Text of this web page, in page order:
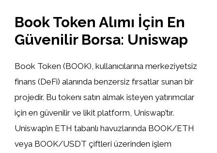
Book Token Alımı İçin En
Güvenilir Borsa: Uniswap
Book Token (BOOK), kullanıcılarına merkeziyetsiz
finans (DeFi) alanında benzersiz fırsatlar sunan bir
projedir. Bu tokenı satın almak isteyen yatırımcılar
için en güvenilir ve likit platform, Uniswap’tır.
Uniswap’ın ETH tabanlı havuzlarında BOOK/ETH
veya BOOK/USDT çiftleri üzerinden işlem